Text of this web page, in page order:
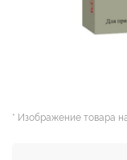
* Изображение товара